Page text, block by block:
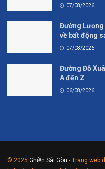
07/08/2026
Đường Lương
về bất động
07/08/2026
Đường Đỗ
A đến Z
06/08/2026
© 2025 Ghiền Sài Gòn - Trang web